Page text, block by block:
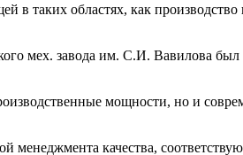
таких областях, как
мех. завода им. С.И. Вавилова
мощности, но и
менеджмента качества,